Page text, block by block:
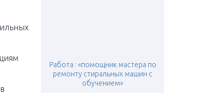
Работа : «помощник мастера по
ремонту стиральных машин с
обучением»